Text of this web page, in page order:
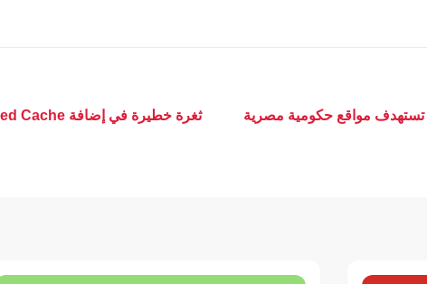
تستهدف مواقع حكومية مصرية